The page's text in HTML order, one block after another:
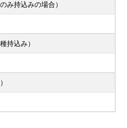
み持込みの場合）
持込み）